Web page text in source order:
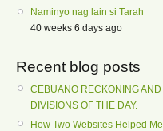
Naminyo nag lain si Tarah
40 weeks 6 days ago
Recent blog posts
CEBUANO RECKONING AND
DIVISIONS OF THE DAY.
How Two Websites Helped Me